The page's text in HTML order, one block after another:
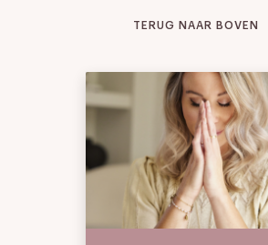
TERUG NAAR BOVEN